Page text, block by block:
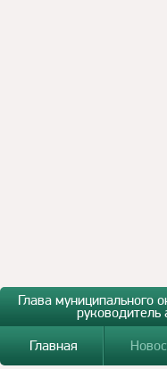
Глава муниципального
руководитель
Главная